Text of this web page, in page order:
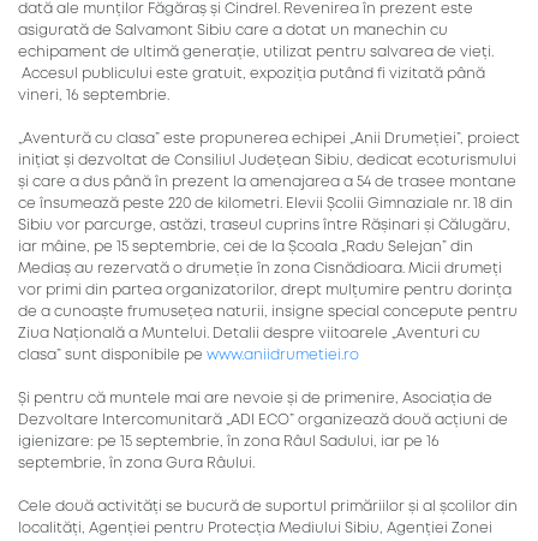
dată ale munților Făgăraș și Cindrel. Revenirea în prezent este
asigurată de Salvamont Sibiu care a dotat un manechin cu
echipament de ultimă generație, utilizat pentru salvarea de vieți.
Accesul publicului este gratuit, expoziția putând fi vizitată până
vineri, 16 septembrie.
„Aventură cu clasa” este propunerea echipei „Anii Drumeției”, proiect
inițiat și dezvoltat de Consiliul Județean Sibiu, dedicat ecoturismului
și care a dus până în prezent la amenajarea a 54 de trasee montane
ce însumează peste 220 de kilometri. Elevii Școlii Gimnaziale nr. 18 din
Sibiu vor parcurge, astăzi, traseul cuprins între Rășinari și Călugăru,
iar mâine, pe 15 septembrie, cei de la Școala „Radu Selejan” din
Mediaș au rezervată o drumeție în zona Cisnădioara. Micii drumeți
vor primi din partea organizatorilor, drept mulțumire pentru dorința
de a cunoaște frumusețea naturii, insigne special concepute pentru
Ziua Națională a Muntelui. Detalii despre viitoarele „Aventuri cu
clasa” sunt disponibile pe www.aniidrumetiei.ro
Și pentru că muntele mai are nevoie și de primenire, Asociația de
Dezvoltare Intercomunitară „ADI ECO” organizează două acțiuni de
igienizare: pe 15 septembrie, în zona Râul Sadului, iar pe 16
septembrie, în zona Gura Râului.
Cele două activități se bucură de suportul primăriilor și al școlilor din
localități, Agenției pentru Protecția Mediului Sibiu, Agenției Zonei